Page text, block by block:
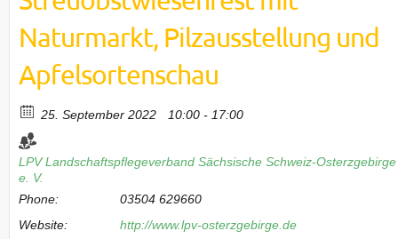
Naturmarkt, Pilzausstellung und
Apfelsortenschau
25. September 2022 10:00 - 17:00
LPV Landschaftspflegeverband Sächsische Schweiz-Osterzgebirge
e. V.
Phone:
03504 629660
Website:
http://www.lpv-osterzgebirge.de